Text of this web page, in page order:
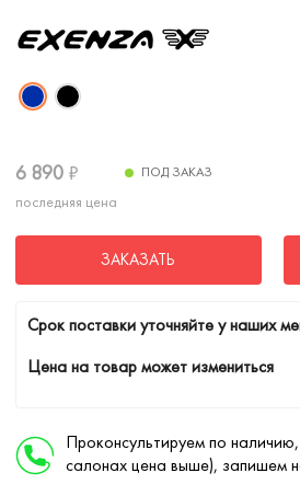
6 890 ₽
последняя цена
ПОД ЗАКАЗ
ЗАКАЗАТЬ
Cрок поставки уточняйте у наших
Цена на товар может измениться
Проконсультируем по
салонах цена выше), запишем